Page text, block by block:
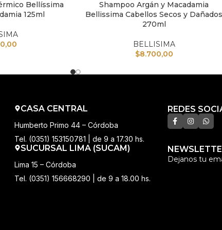
Bellíssima
125ml
AÑADIR AL CARRITO
Shampoo Argán y Macadamia
Bellissima Cabellos Secos y Dañados
270ml
BELLISIMA
$8.700,00
CASA CENTRAL
Humberto Primo 44 – Córdoba
Tel. (0351) 153150781 | de 9 a 17.30 hs.
SUCURSAL LIMA (SUCAM)
Lima 15 – Córdoba
Tel. (0351) 156668290 | de 9 a 18.00 hs.
REDES
Dejanos tu